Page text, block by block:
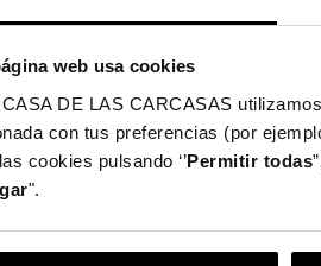
web usa cookies
CASA DE LAS CARCASAS
con tus preferencias (por
cookies pulsando ‘’Permitir todas
".
irrompible y
y protege su pantalla
COMPLETO